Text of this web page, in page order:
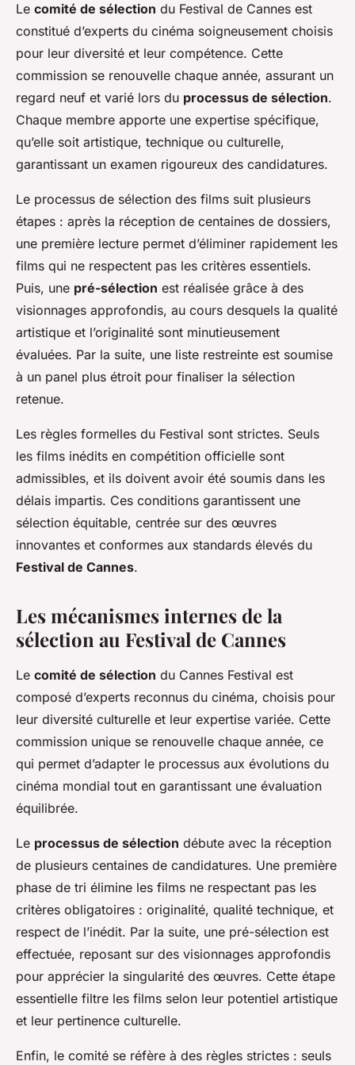
Le comité de sélection du Festival de Cannes est
constitué d’experts du cinéma soigneusement choisis
pour leur diversité et leur compétence. Cette
commission se renouvelle chaque année, assurant un
regard neuf et varié lors du processus de sélection.
Chaque membre apporte une expertise spécifique,
qu’elle soit artistique, technique ou culturelle,
garantissant un examen rigoureux des candidatures.
Le processus de sélection des films suit plusieurs
étapes : après la réception de centaines de dossiers,
une première lecture permet d’éliminer rapidement les
films qui ne respectent pas les critères essentiels.
Puis, une pré-sélection est réalisée grâce à des
visionnages approfondis, au cours desquels la qualité
artistique et l’originalité sont minutieusement
évaluées. Par la suite, une liste restreinte est soumise
à un panel plus étroit pour finaliser la sélection
retenue.
Les règles formelles du Festival sont strictes. Seuls
les films inédits en compétition officielle sont
admissibles, et ils doivent avoir été soumis dans les
délais impartis. Ces conditions garantissent une
sélection équitable, centrée sur des œuvres
innovantes et conformes aux standards élevés du
Festival de Cannes.
Les mécanismes internes de la
sélection au Festival de Cannes
Le comité de sélection du Cannes Festival est
composé d’experts reconnus du cinéma, choisis pour
leur diversité culturelle et leur expertise variée. Cette
commission unique se renouvelle chaque année, ce
qui permet d’adapter le processus aux évolutions du
cinéma mondial tout en garantissant une évaluation
équilibrée.
Le processus de sélection débute avec la réception
de plusieurs centaines de candidatures. Une première
phase de tri élimine les films ne respectant pas les
critères obligatoires : originalité, qualité technique, et
respect de l’inédit. Par la suite, une pré-sélection est
effectuée, reposant sur des visionnages approfondis
pour apprécier la singularité des œuvres. Cette étape
essentielle filtre les films selon leur potentiel artistique
et leur pertinence culturelle.
Enfin, le comité se réfère à des règles strictes : seuls